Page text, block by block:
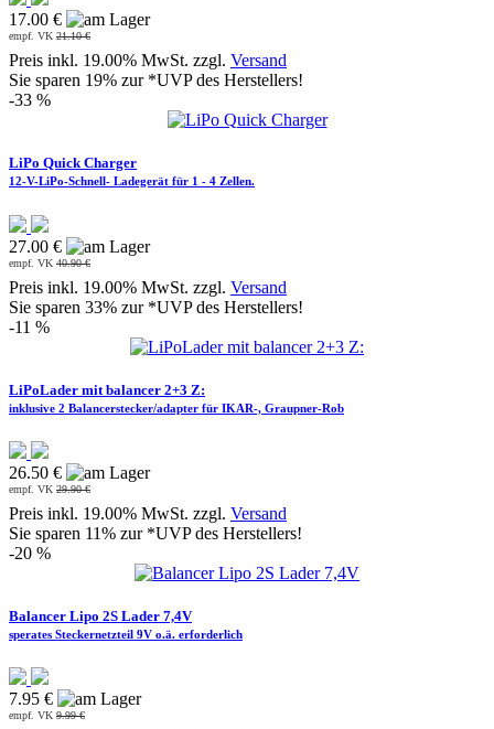
17.00 €
empf. VK 21.10 €
Preis inkl. 19.00% MwSt. zzgl. Versand
Sie sparen 19% zur *UVP des Herstellers!
-33 %
LiPo Quick Charger
12-V-LiPo-Schnell- Ladegerät für 1 - 4 Zellen.
27.00 €
empf. VK 40.90 €
Preis inkl. 19.00% MwSt. zzgl. Versand
Sie sparen 33% zur *UVP des Herstellers!
-11 %
LiPoLader mit balancer 2+3 Z:
inklusive 2 Balancerstecker/adapter für IKAR-, Graupner-Rob
26.50 €
empf. VK 29.90 €
Preis inkl. 19.00% MwSt. zzgl. Versand
Sie sparen 11% zur *UVP des Herstellers!
-20 %
Balancer Lipo 2S Lader 7,4V
sperates Steckernetzteil 9V o.ä. erforderlich
7.95 €
empf. VK 9.99 €